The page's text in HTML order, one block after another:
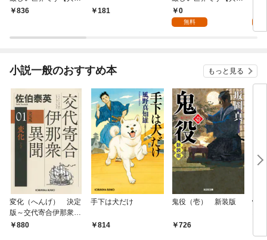
国編】 ０１
836 181
国編】【分冊版】 1
0
無料
を
版
小説一般のおすすめ本 もっと見る
変化（へんげ） 決定
版～交代寄合伊那衆異
聞（1）～
880
手下は犬だけ
814
鬼役（壱） 新装版
726
情